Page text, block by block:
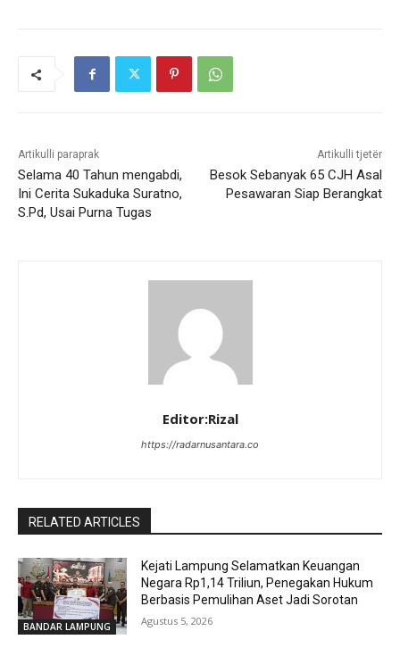
Artikulli paraprak
Selama 40 Tahun mengabdi,
Ini Cerita Sukaduka Suratno,
S.Pd, Usai Purna Tugas
Artikulli tjetër
Besok Sebanyak 65 CJH Asal
Pesawaran Siap Berangkat
Editor:Rizal
https://radarnusantara.co
RELATED ARTICLES
BANDAR LAMPUNG
Kejati Lampung Selamatkan Keuangan
Negara Rp1,14 Triliun, Penegakan Hukum
Berbasis Pemulihan Aset Jadi Sorotan
Agustus 5, 2026